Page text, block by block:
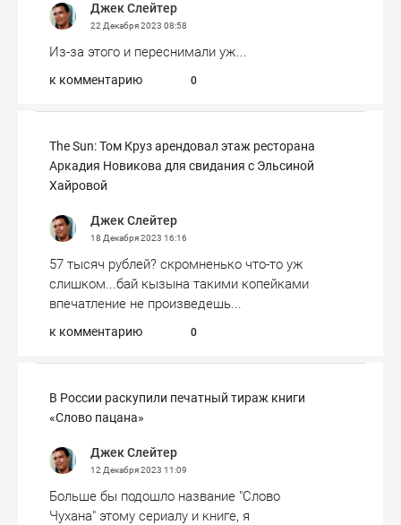
Джек Слейтер
22 Декабря 2023 08:58
Из-за этого и переснимали уж...
к комментарию 0
The Sun: Том Круз арендовал этаж ресторана
Аркадия Новикова для свидания с Эльсиной
Хайровой
Джек Слейтер
18 Декабря 2023 16:16
57 тысяч рублей? скромненько что-то уж
слишком...бай кызына такими копейками
впечатление не произведешь...
к комментарию 0
В России раскупили печатный тираж книги
«Слово пацана»
Джек Слейтер
12 Декабря 2023 11:09
Больше бы подошло название "Слово
Чухана" этому сериалу и книге, я